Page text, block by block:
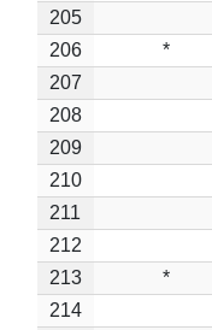
205
206
*
207
208
209
210
211
212
213
*
214